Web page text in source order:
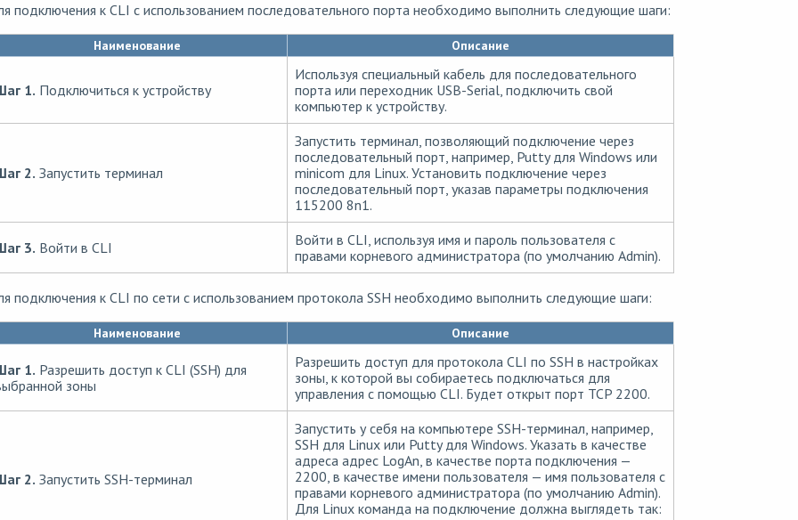
подключения к CLI с использованием последовательного порта необходимо выполнить следующие шаги:
Наименование Описание
1. Подключиться к устройству
Используя специальный кабель для последовательного
порта или переходник USB-Serial, подключить свой
компьютер к устройству.
2. Запустить терминал
Запустить терминал, позволяющий подключение через
последовательный порт, например, Putty для Windows или
minicom для Linux. Установить подключение через
последовательный порт, указав параметры подключения
115200 8n1.
3. Войти в CLI
Войти в CLI, используя имя и пароль пользователя с
правами корневого администратора (по умолчанию Admin).
подключения к CLI по сети с использованием протокола SSH необходимо выполнить следующие шаги:
Наименование Описание
1. Разрешить доступ к CLI (SSH) для
зоны
Разрешить доступ для протокола CLI по SSH в настройках
зоны, к которой вы собираетесь подключаться для
управления с помощью CLI. Будет открыт порт TCP 2200.
2. Запустить SSH-терминал
Запустить у себя на компьютере SSH-терминал, например,
SSH для Linux или Putty для Windows. Указать в качестве
адреса адрес LogAn, в качестве порта подключения —
2200, в качестве имени пользователя — имя пользователя с
правами корневого администратора (по умолчанию Admin).
Для Linux команда на подключение должна выглядеть так: